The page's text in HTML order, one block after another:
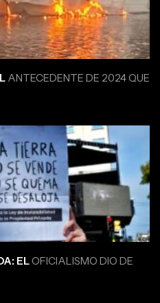
ANTECEDENTE DE 2024 QUE
ELOFICIALISMO DIO DE